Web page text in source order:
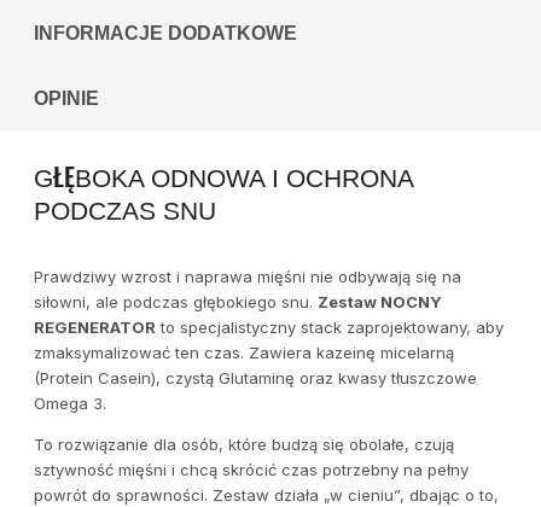
INFORMACJE DODATKOWE
OPINIE
GŁĘBOKA ODNOWA I OCHRONA
PODCZAS SNU
Prawdziwy wzrost i naprawa mięśni nie odbywają się na
siłowni, ale podczas głębokiego snu. Zestaw NOCNY
REGENERATOR to specjalistyczny stack zaprojektowany, aby
zmaksymalizować ten czas. Zawiera kazeinę micelarną
(Protein Casein), czystą Glutaminę oraz kwasy tłuszczowe
Omega 3.
To rozwiązanie dla osób, które budzą się obolałe, czują
sztywność mięśni i chcą skrócić czas potrzebny na pełny
powrót do sprawności. Zestaw działa „w cieniu”, dbając o to,